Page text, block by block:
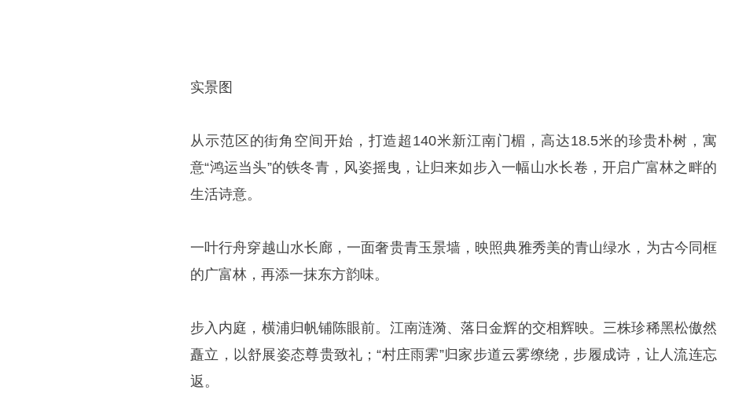
实景图
从示范区的街角空间开始，打造超140米新江南门楣，高达18.5米的珍贵朴树，寓
意“鸿运当头”的铁冬青，风姿摇曳，让归来如步入一幅山水长卷，开启广富林之畔的
生活诗意。
一叶行舟穿越山水长廊，一面奢贵青玉景墙，映照典雅秀美的青山绿水，为古今同框
的广富林，再添一抹东方韵味。
步入内庭，横浦归帆铺陈眼前。江南涟漪、落日金辉的交相辉映。三株珍稀黑松傲然
矗立，以舒展姿态尊贵致礼；“村庄雨霁”归家步道云雾缭绕，步履成诗，让人流连忘
返。